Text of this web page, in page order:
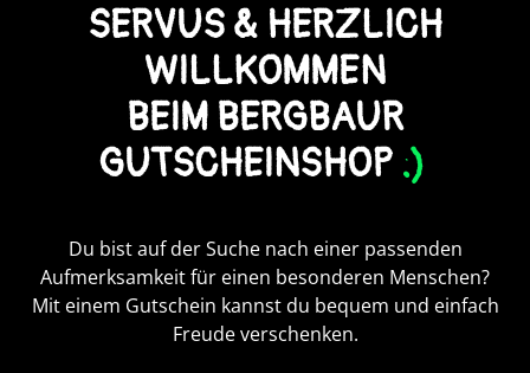
SERVUS & HERZLICH
WILLKOMMEN
BEIM BERGBAUR
GUTSCHEINSHOP :)
Du bist auf der Suche nach einer passenden
Aufmerksamkeit für einen besonderen Menschen?
Mit einem Gutschein kannst du bequem und einfach
Freude verschenken.